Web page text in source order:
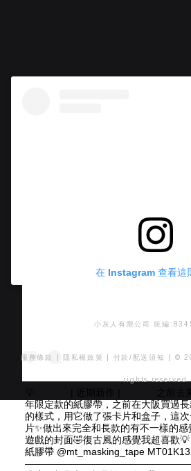
在 Instagram 查看這
年限定款的紙膠帶，之前在大阪買過
的樣式，用它做了張卡片和盒子，這
片✨做出來完全和長款的有不一樣的感
遊戲的封面🤣復古風的感覺我超喜歡
紙膠帶 @mt_masking_tape
小灰人有限公司 統編
服務條款 隱私權政策 付款/配送須知 | ©
rights reserved